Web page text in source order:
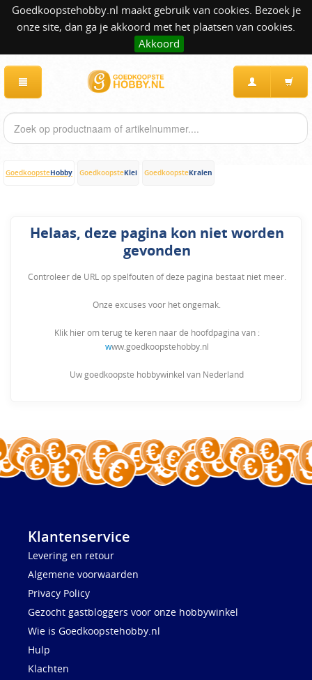
Goedkoopstehobby.nl maakt gebruik van cookies. Bezoek je
onze site, dan ga je akkoord met het plaatsen van cookies.
Akkoord
GoedkoopsteHobby GoedkoopsteKlei GoedkoopsteKralen
Helaas, deze pagina kon niet worden
gevonden
Controleer de URL op spelfouten of deze pagina bestaat niet meer.
Onze excuses voor het ongemak.
Klik hier om terug te keren naar de hoofdpagina van :
www.goedkoopstehobby.nl
Uw goedkoopste hobbywinkel van Nederland
Klantenservice
Levering en retour
Algemene voorwaarden
Privacy Policy
Gezocht gastbloggers voor onze hobbywinkel
Wie is Goedkoopstehobby.nl
Hulp
Klachten